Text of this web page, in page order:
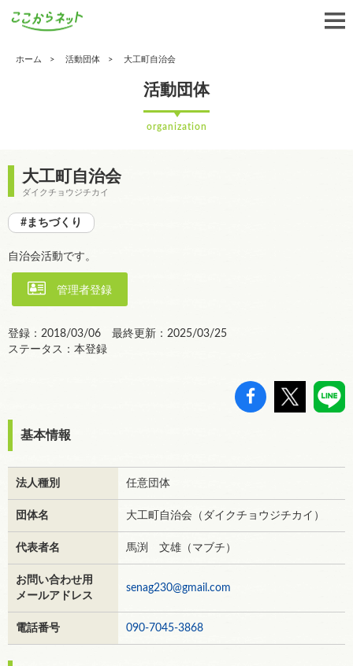
ホーム 活動団体 大工町自治会
活動団体
organization
大工町自治会
ダイクチョウジチカイ
#まちづくり
自治会活動です。
管理者登録
登録：2018/03/06 最終更新：2025/03/25
ステータス：本登録
基本情報
法人種別 任意団体
団体名 大工町自治会（ダイクチョウジチカイ）
代表者名 馬渕 文雄（マブチ）
お問い合わせ用
メールアドレス
senag230@gmail.com
電話番号 090-7045-3868